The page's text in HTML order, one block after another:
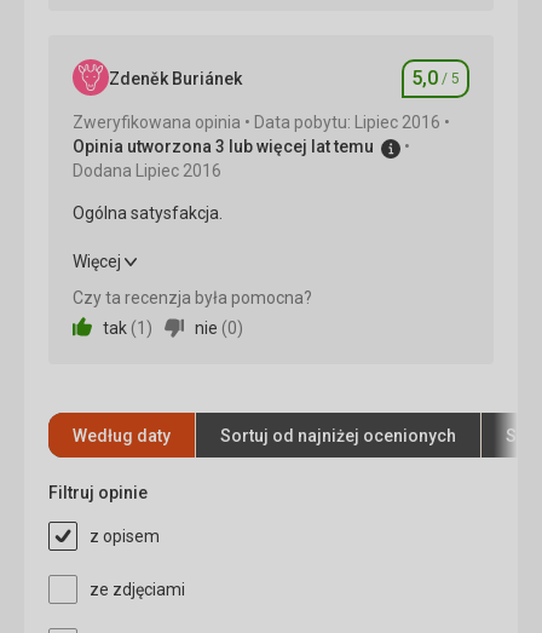
Usługi 5,0/ 5
Cena
Zdeněk Buriánek Ocena
5,0 / 5
Zweryfikowana opinia
Data pobytu: Lipiec 2016
Opinia utworzona 3 lub więcej lat temu
Dodana Lipiec 2016
Ogólna satysfakcja.
Ogólna satysfakcja.
Wyżywienie
Usługi 5,0/ 5
Cena
Zakwaterowanie
Wszystko na poziomie
Więcej
Czy ta recenzja była pomocna?
tak (1 ) nie (0)
Według daty Sortuj od najniżej ocenionych
Filtruj opinie
z opisem
ze zdjęciami